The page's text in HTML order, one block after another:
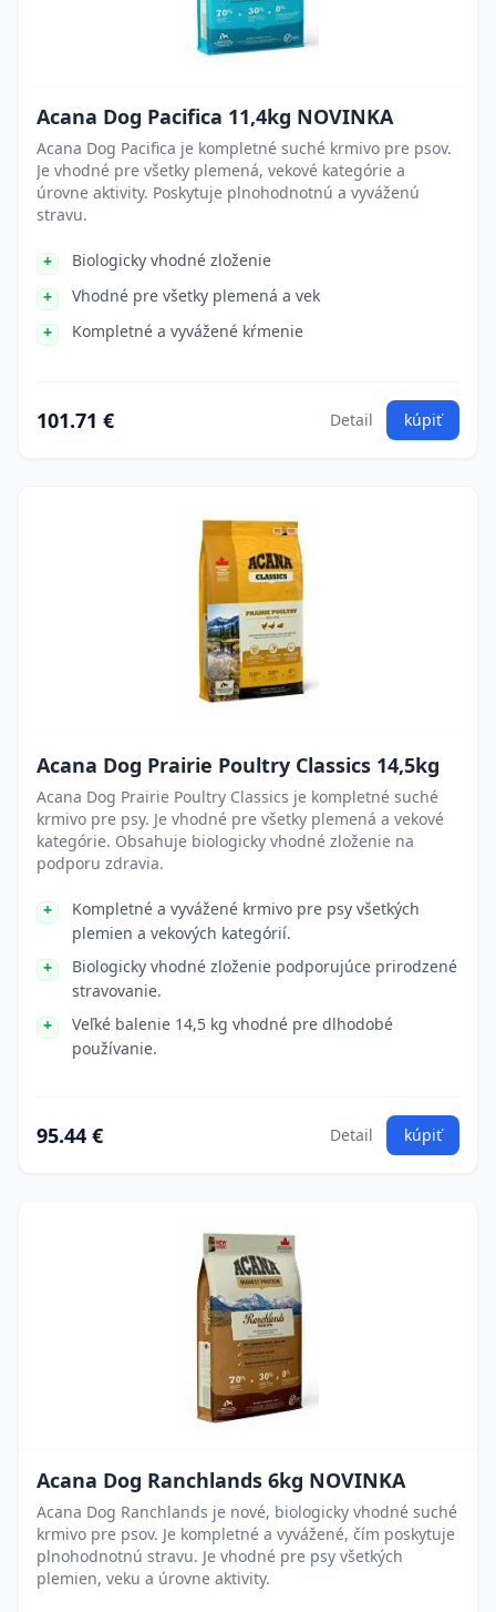
Acana Dog Pacifica 11,4kg NOVINKA
Acana Dog Pacifica je kompletné suché krmivo pre psov.
Je vhodné pre všetky plemená, vekové kategórie a
úrovne aktivity. Poskytuje plnohodnotnú a vyváženú
stravu.
Biologicky vhodné zloženie
Vhodné pre všetky plemená a vek
Kompletné a vyvážené kŕmenie
101.71 € Detail kúpiť
Acana Dog Prairie Poultry Classics 14,5kg
Acana Dog Prairie Poultry Classics je kompletné suché
krmivo pre psy. Je vhodné pre všetky plemená a vekové
kategórie. Obsahuje biologicky vhodné zloženie na
podporu zdravia.
Kompletné a vyvážené krmivo pre psy všetkých
plemien a vekových kategórií.
Biologicky vhodné zloženie podporujúce prirodzené
stravovanie.
Veľké balenie 14,5 kg vhodné pre dlhodobé
používanie.
95.44 € Detail kúpiť
Acana Dog Ranchlands 6kg NOVINKA
Acana Dog Ranchlands je nové, biologicky vhodné suché
krmivo pre psov. Je kompletné a vyvážené, čím poskytuje
plnohodnotnú stravu. Je vhodné pre psy všetkých
plemien, veku a úrovne aktivity.